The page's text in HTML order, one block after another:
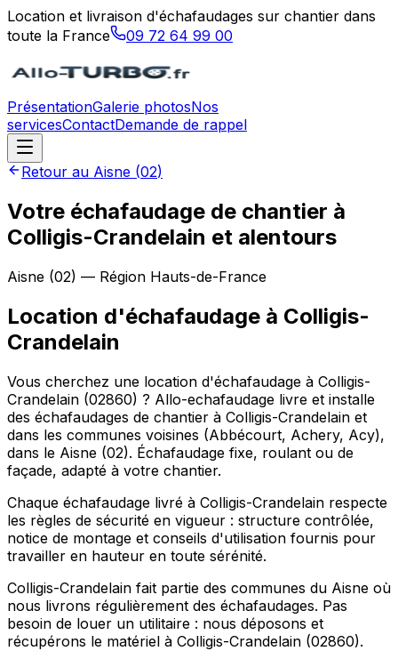
Location et livraison d'échafaudages sur chantier dans
toute la France
09 72 64 99 00
PrésentationGalerie photosNos
servicesContactDemande de rappel
Retour au Aisne (02)
Votre échafaudage de chantier à
Colligis-Crandelain et alentours
Aisne (02) — Région Hauts-de-France
Location d'échafaudage à Colligis-
Crandelain
Vous cherchez une location d'échafaudage à Colligis-
Crandelain (02860) ? Allo-echafaudage livre et installe
des échafaudages de chantier à Colligis-Crandelain et
dans les communes voisines (Abbécourt, Achery, Acy),
dans le Aisne (02). Échafaudage fixe, roulant ou de
façade, adapté à votre chantier.
Chaque échafaudage livré à Colligis-Crandelain respecte
les règles de sécurité en vigueur : structure contrôlée,
notice de montage et conseils d'utilisation fournis pour
travailler en hauteur en toute sérénité.
Colligis-Crandelain fait partie des communes du Aisne où
nous livrons régulièrement des échafaudages. Pas
besoin de louer un utilitaire : nous déposons et
récupérons le matériel à Colligis-Crandelain (02860).